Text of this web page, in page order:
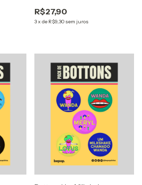
R$27,90
3x de R$9,30 sem juros